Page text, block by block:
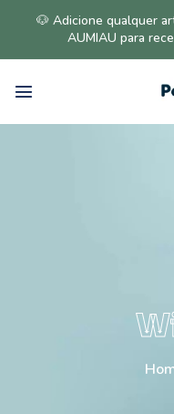
🐶 Adicione qualquer
AUMIAU para